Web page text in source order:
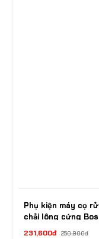
Phụ kiện máy cọ
chải lông cứng
231,600đ 250,900đ